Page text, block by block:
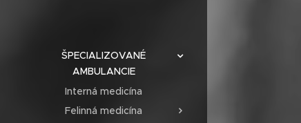
ŠPECIALIZOVANÉ
AMBULANCIE
Interná medicína
Felinná medicína